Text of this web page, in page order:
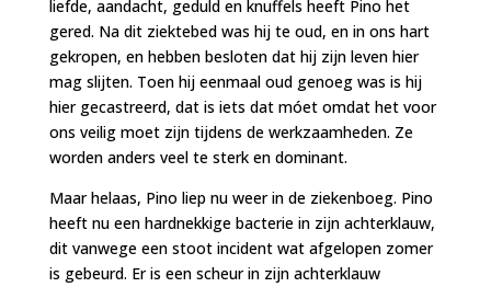
liefde, aandacht, geduld en knuffels heeft Pino het
gered. Na dit ziektebed was hij te oud, en in ons hart
gekropen, en hebben besloten dat hij zijn leven hier
mag slijten. Toen hij eenmaal oud genoeg was is hij
hier gecastreerd, dat is iets dat móet omdat het voor
ons veilig moet zijn tijdens de werkzaamheden. Ze
worden anders veel te sterk en dominant.
Maar helaas, Pino liep nu weer in de ziekenboeg. Pino
heeft nu een hardnekkige bacterie in zijn achterklauw,
dit vanwege een stoot incident wat afgelopen zomer
is gebeurd. Er is een scheur in zijn achterklauw